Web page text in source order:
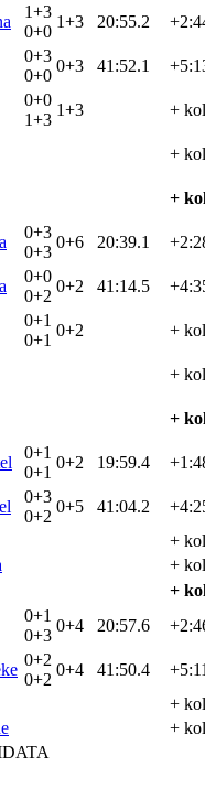
1+3
0+0
1+3 20:55.2
0+3
0+0
0+3 41:52.1
0+0
1+3
1+3 +
+
+
0+3
0+3
0+6 20:39.1
0+0
0+2
0+2 41:14.5
0+1
0+1
0+2 +
+
+
0+1
0+1
0+2 19:59.4
0+3
0+2
0+5 41:04.2
+
+
+
0+1
0+3
0+4 20:57.6
0+2
0+2
0+4 41:50.4
+
+